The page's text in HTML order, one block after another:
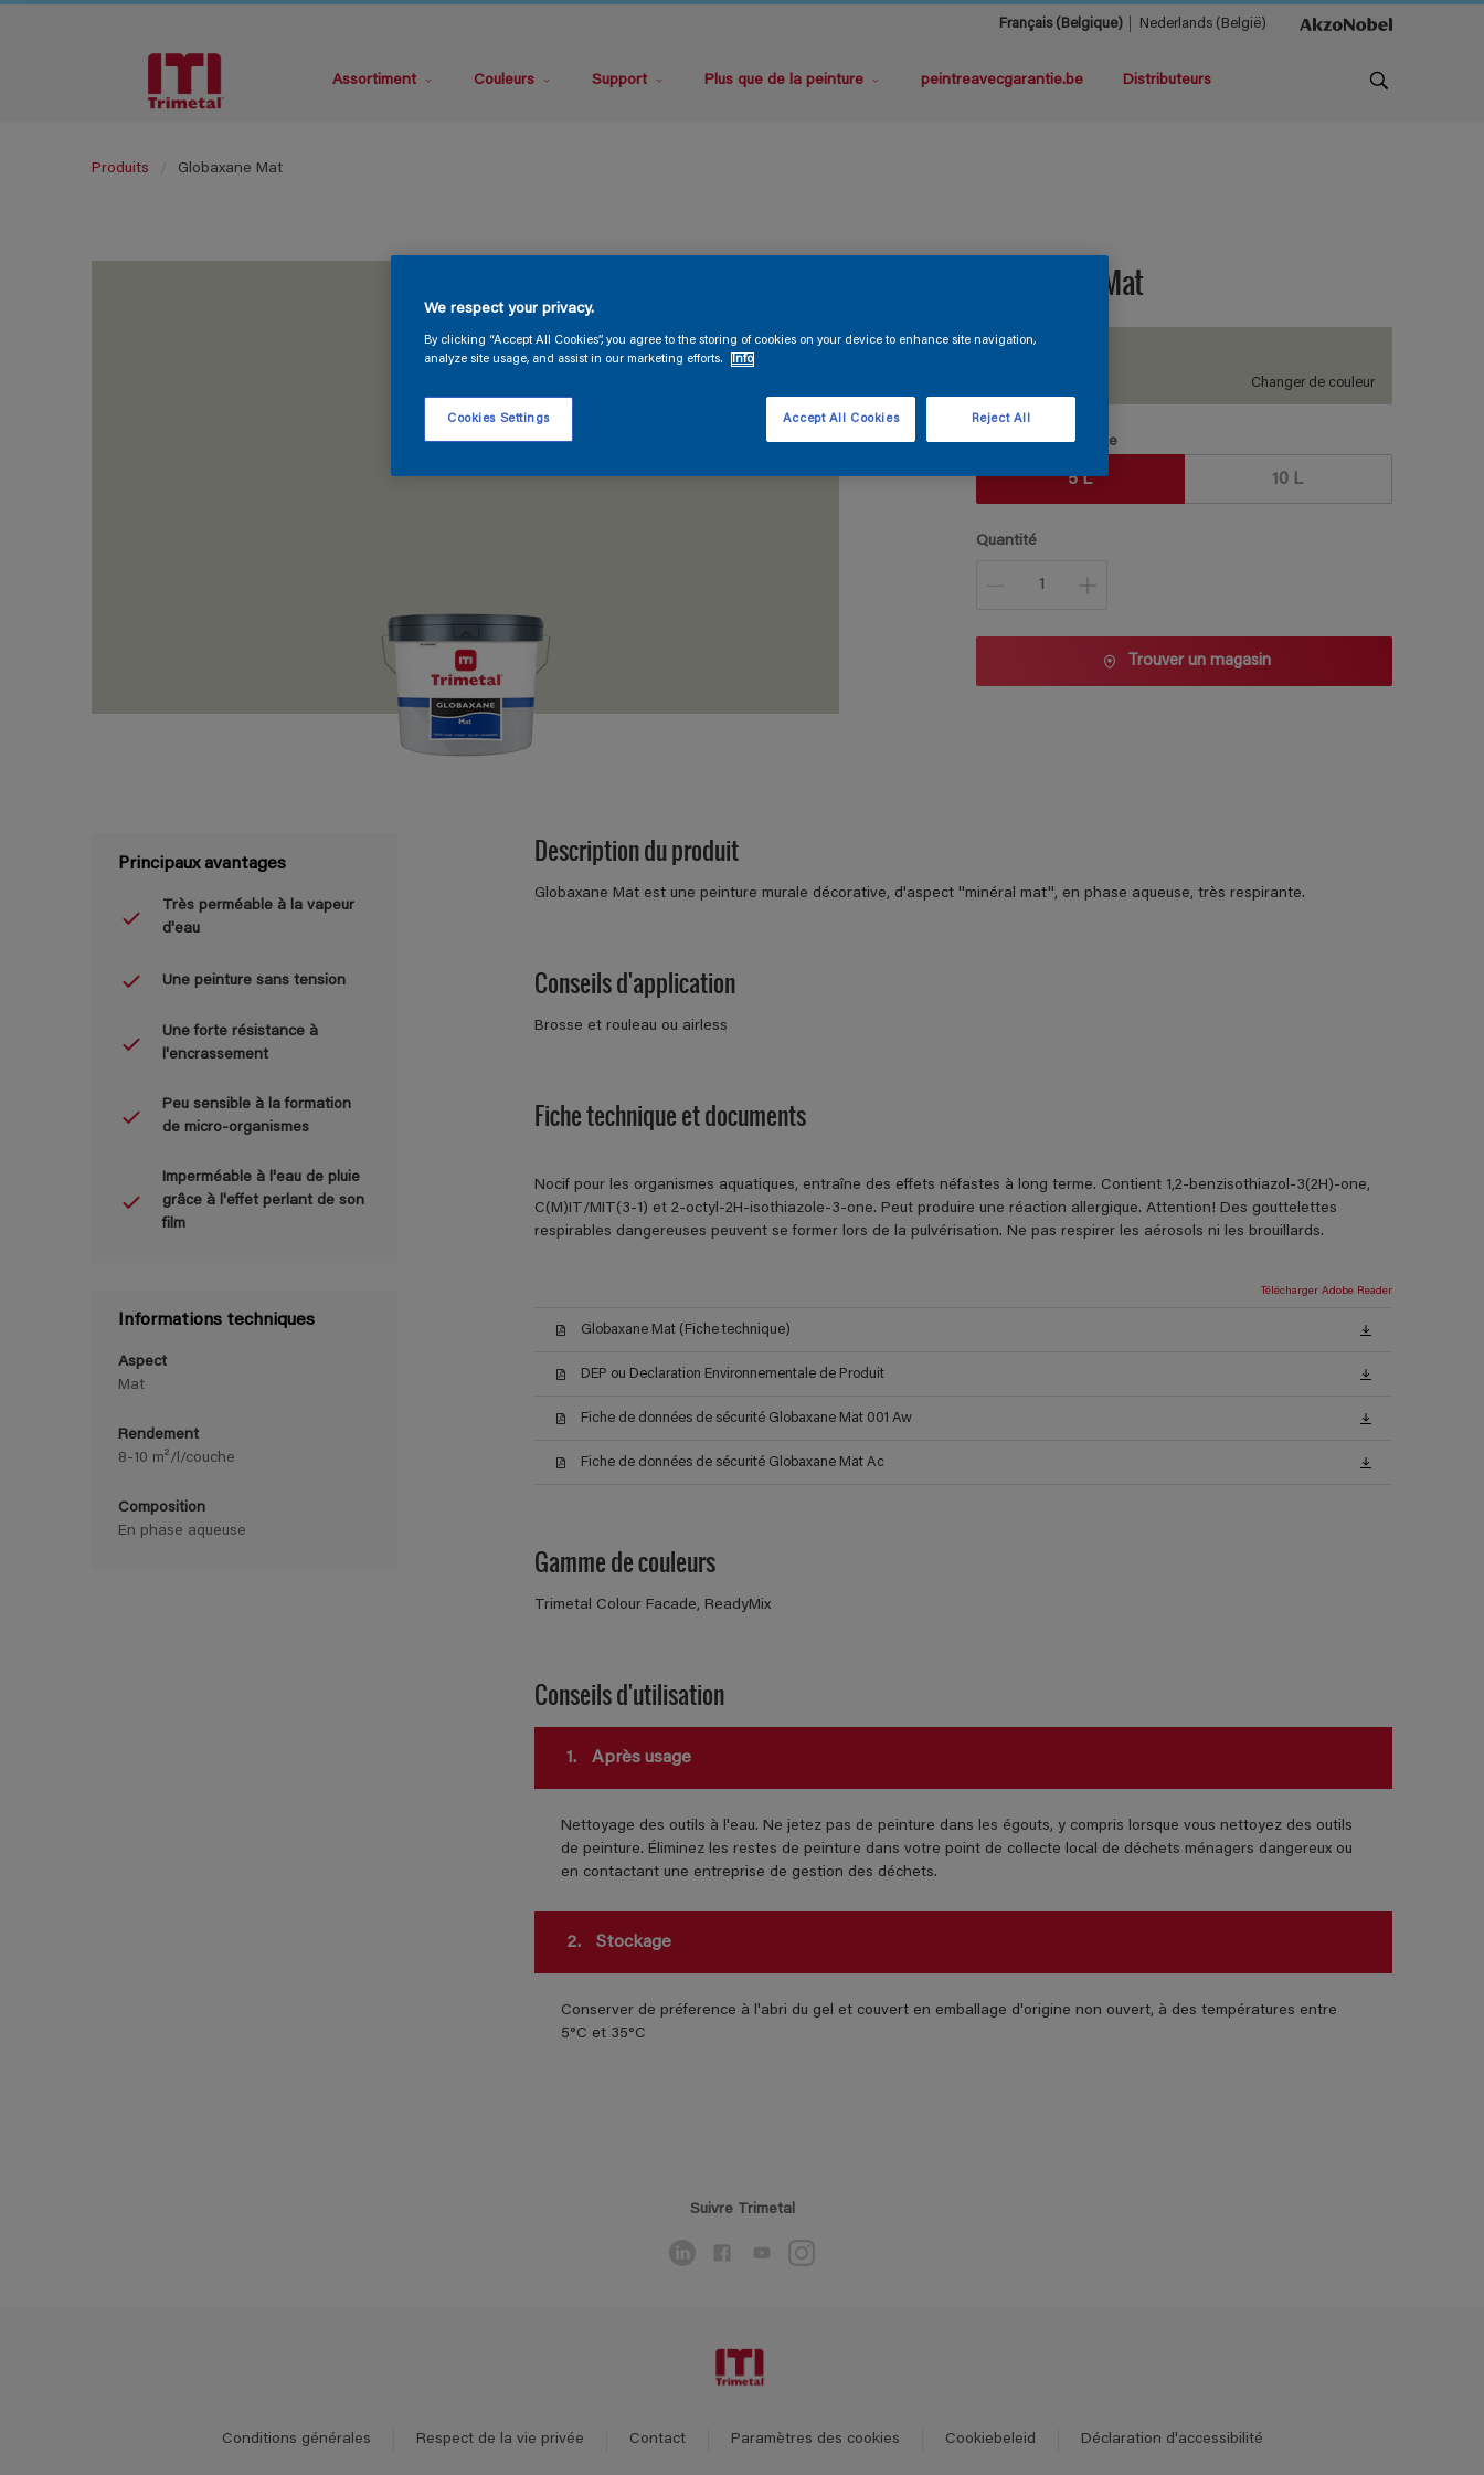
Français (Belgique) Nederlands (België)
Assortiment Couleurs Support Plus que de la peinture peintreavecgarantie.be Distributeurs
Produits Globaxane Mat
Globaxane Mat
Changer de couleur
Taille de l’emballage
5 L 10 L
Quantité
Trouver un magasin
Principaux avantages
Très perméable à la vapeur
d'eau
Une peinture sans tension
Une forte résistance à
l'encrassement
Peu sensible à la formation
de micro-organismes
Imperméable à l'eau de pluie
grâce à l'effet perlant de son
film
Informations techniques
Aspect
Mat
Rendement
8-10 m²/l/couche
Composition
En phase aqueuse
Description du produit
Globaxane Mat est une peinture murale décorative, d'aspect ''minéral mat'', en phase aqueuse, très respirante.
Conseils d'application
Brosse et rouleau ou airless
Fiche technique et documents
Nocif pour les organismes aquatiques, entraîne des effets néfastes à long terme. Contient 1,2-benzisothiazol-3(2H)-one,
C(M)IT/MIT(3-1) et 2-octyl-2H-isothiazole-3-one. Peut produire une réaction allergique. Attention! Des gouttelettes
respirables dangereuses peuvent se former lors de la pulvérisation. Ne pas respirer les aérosols ni les brouillards.
Télécharger Adobe Reader
Globaxane Mat (Fiche technique)
DEP ou Declaration Environnementale de Produit
Fiche de données de sécurité Globaxane Mat 001 Aw
Fiche de données de sécurité Globaxane Mat Ac
Gamme de couleurs
Trimetal Colour Facade, ReadyMix
Conseils d'utilisation
1. Après usage
Nettoyage des outils à l'eau. Ne jetez pas de peinture dans les égouts, y compris lorsque vous nettoyez des outils
de peinture. Éliminez les restes de peinture dans votre point de collecte local de déchets ménagers dangereux ou
en contactant une entreprise de gestion des déchets.
2. Stockage
Conserver de préference à l'abri du gel et couvert en emballage d'origine non ouvert, à des températures entre
5°C et 35°C
Suivre Trimetal
Conditions générales Respect de la vie privée Contact Paramètres des cookies Cookiebeleid Déclaration d'accessibilité
We respect your privacy.
By clicking “Accept All Cookies”, you agree to the storing of cookies on your device to enhance site navigation,
analyze site usage, and assist in our marketing efforts.
Info
Cookies Settings Reject All
Accept All Cookies